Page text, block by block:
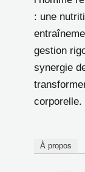
: une
gestion
synergie
corporelle.
À propos